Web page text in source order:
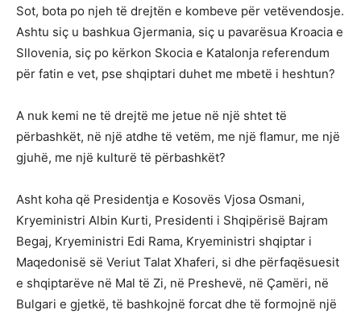
Sot, bota po njeh të drejtën e kombeve për vetëvendosje.
Ashtu siç u bashkua Gjermania, siç u pavarësua Kroacia e
Sllovenia, siç po kërkon Skocia e Katalonja referendum
për fatin e vet, pse shqiptari duhet me mbetë i heshtun?
A nuk kemi ne të drejtë me jetue në një shtet të
përbashkët, në një atdhe të vetëm, me një flamur, me një
gjuhë, me një kulturë të përbashkët?
Asht koha që Presidentja e Kosovës Vjosa Osmani,
Kryeministri Albin Kurti, Presidenti i Shqipërisë Bajram
Begaj, Kryeministri Edi Rama, Kryeministri shqiptar i
Maqedonisë së Veriut Talat Xhaferi, si dhe përfaqësuesit
e shqiptarëve në Mal të Zi, në Preshevë, në Çamëri, në
Bulgari e gjetkë, të bashkojnë forcat dhe të formojnë një